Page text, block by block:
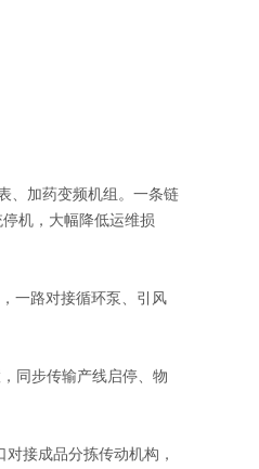
、加药变频机组。一条链
机，大幅降低运维损
一路对接循环泵、引风
同步传输产线启停、物
接成品分拣传动机构，